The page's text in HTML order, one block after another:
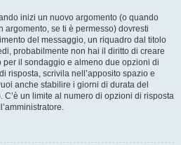
inizi un nuovo argomento (o quando
se ti è permesso) dovresti
del messaggio, un riquadro dal titolo
probabilmente non hai il diritto di creare
il sondaggio e almeno due opzioni di
risposta, scrivila nell’apposito spazio e
anche stabilire i giorni di durata del
un limite al numero di opzioni di risposta